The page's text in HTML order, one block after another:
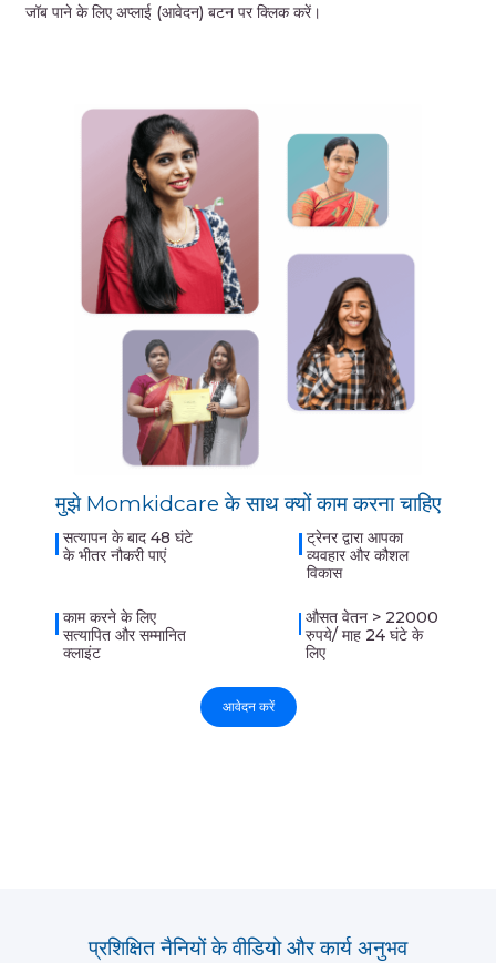
जॉब पाने के लिए अप्लाई (आवेदन) बटन पर क्लिक करें।
मुझे Momkidcare के साथ क्यों काम करना चाहिए
सत्यापन के बाद 48 घंटे
के भीतर नौकरी पाएं
ट्रेनर द्वारा आपका
व्यवहार और कौशल
विकास
काम करने के लिए
सत्यापित और सम्मानित
क्लाइंट
औसत वेतन > 22000
रुपये/ माह 24 घंटे के
लिए
आवेदन करें
प्रशिक्षित नैनियों के वीडियो और कार्य अनुभव